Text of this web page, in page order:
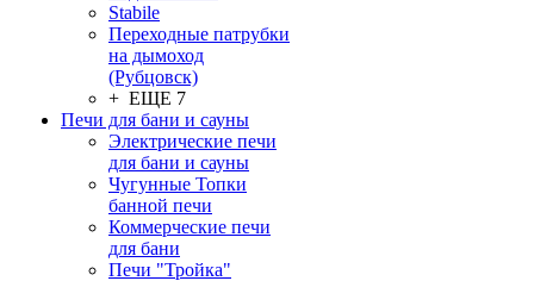
Stabile
Переходные патрубки
на дымоход
(Рубцовск)
+ ЕЩЕ 7
Печи для бани и сауны
Электрические печи
для бани и сауны
Чугунные Топки
банной печи
Коммерческие печи
для бани
Печи "Тройка"